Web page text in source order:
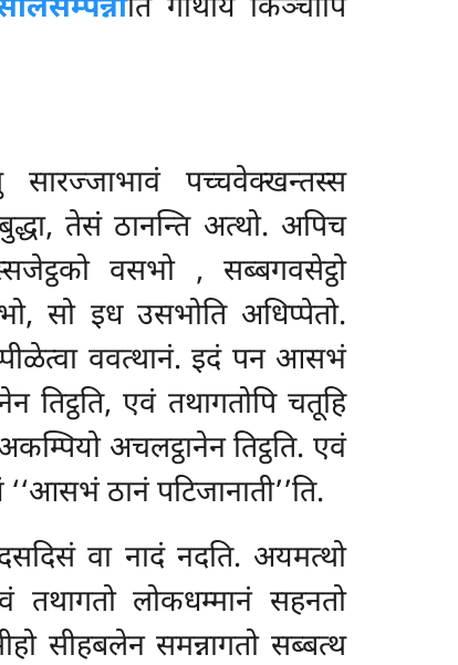
ति गाथाय किञ्चापि
पच्चवेक्खन्तस्स
तेसं ठानन्ति अत्थो. अपिच
वसभो , सब्बगवसेट्ठो
सो इध उसभोति अधिप्पेतो.
ववत्थानं. इदं पन आसभं
तिट्ठति, एवं तथागतोपि चतूहि
अचलट्ठानेन तिट्ठति. एवं
ठानं पटिजानाती’’ति.
वा नादं नदति. अयमत्थो
तथागतो लोकधम्मानं सहनतो
सीहबलेन समन्नागतो सब्बत्थ